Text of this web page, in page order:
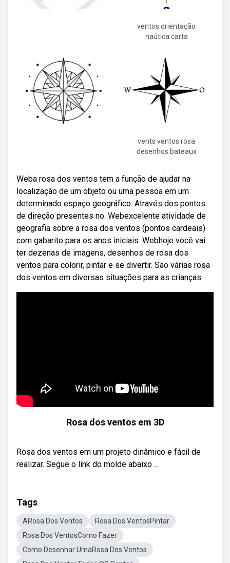
ventos orientação
naútica carta
vents ventos rosa
desenhos bateaux
Weba rosa dos ventos tem a função de ajudar na
localização de um objeto ou uma pessoa em um
determinado espaço geográfico. Através dos pontos
de direção presentes no. Webexcelente atividade de
geografia sobre a rosa dos ventos (pontos cardeais)
com gabarito para os anos iniciais. Webhoje você vai
ter dezenas de imagens, desenhos de rosa dos
ventos para colorir, pintar e se divertir. São várias rosa
dos ventos em diversas situações para as crianças.
Rosa dos ventos em 3D
Rosa dos ventos em um projeto dinâmico e fácil de
realizar. Segue o link do molde abaixo ...
Tags
ARosa Dos Ventos
Rosa Dos VentosPintar
Rosa Dos VentosComo Fazer
Como Desenhar UmaRosa Dos Ventos